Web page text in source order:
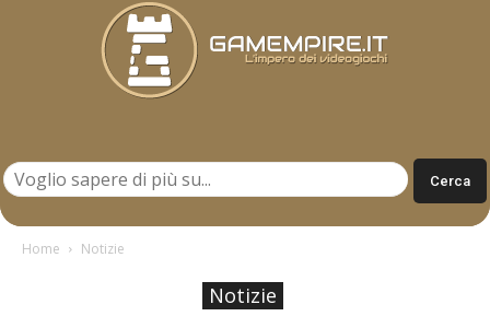
Home Notizie
Notizie